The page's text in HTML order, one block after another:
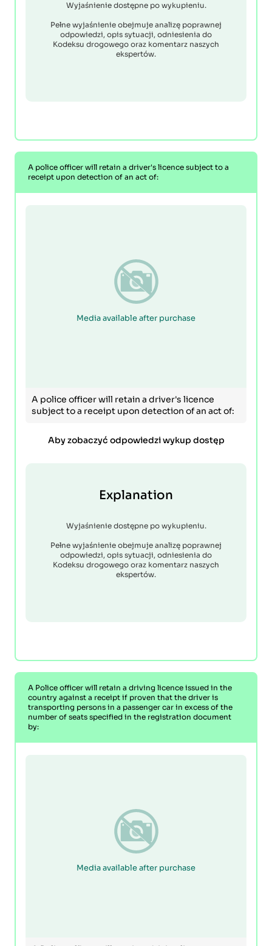
Wyjaśnienie dostępne po wykupieniu.
Pełne wyjaśnienie obejmuje analizę poprawnej
odpowiedzi, opis sytuacji, odniesienia do
Kodeksu drogowego oraz komentarz naszych
ekspertów.
A police officer will retain a driver's licence subject to a
receipt upon detection of an act of:
Media available after purchase
A police officer will retain a driver's licence
subject to a receipt upon detection of an act of:
Aby zobaczyć odpowiedzi wykup dostęp
Explanation
Wyjaśnienie dostępne po wykupieniu.
Pełne wyjaśnienie obejmuje analizę poprawnej
odpowiedzi, opis sytuacji, odniesienia do
Kodeksu drogowego oraz komentarz naszych
ekspertów.
A Police officer will retain a driving licence issued in the
country against a receipt if proven that the driver is
transporting persons in a passenger car in excess of the
number of seats specified in the registration document
by:
Media available after purchase